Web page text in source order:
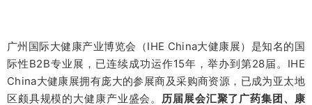
广州国际大健康产业博览会（IHE China大健康展）是知名的国
际性B2B专业展，已连续成功运作15年，举办到第28届。IHE
China大健康展拥有庞大的参展商及采购商资源，已成为亚太地
区颇具规模的大健康产业盛会。 历届展会汇聚了广药集团、康